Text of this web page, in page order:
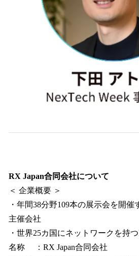
RX Japan合同会社について
＜ 企業概要 ＞
・年間38分野109本の展示会を開
主催会社
・世界25カ国にネットワークを持
名称 ：RX Japan合同会社